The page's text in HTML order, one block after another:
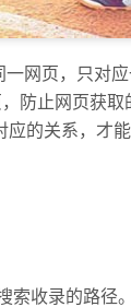
网页，只对
防止网页获
的关系，才能
收录的路径